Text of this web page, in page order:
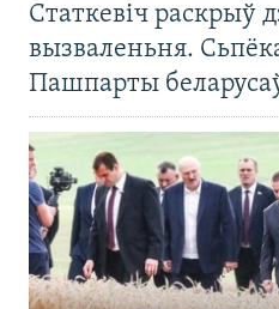
Статкевіч раскрыў
вызваленьня.
Пашпарты